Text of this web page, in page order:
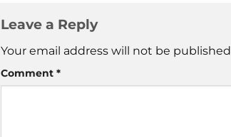
Leave a Reply
Your email address will not be
Comment *